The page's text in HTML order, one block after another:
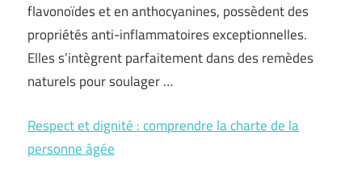
flavonoïdes et en anthocyanines, possèdent des
propriétés anti-inflammatoires exceptionnelles.
Elles s’intègrent parfaitement dans des remèdes
naturels pour soulager …
Respect et dignité : comprendre la charte de la
personne âgée